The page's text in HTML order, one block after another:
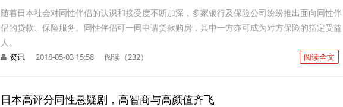
随着日本社会对同性伴侣的认识和接受度不断加深，多家银行及保险公司纷纷推出面向同性伴
侣的贷款、保险服务。同性伴侣可一同申请贷款购房，其中一方亦可成为对方保险的指定受益
人。
阅读全文
资讯 2018-05-03 15:58 阅读（232）
日本高评分同性悬疑剧，高智商与高颜值齐飞